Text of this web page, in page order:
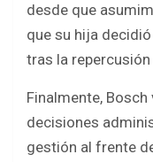
desde que
que su hija
tras la
Finalmente,
decisiones
gestión al frente